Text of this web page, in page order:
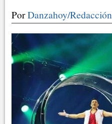
PorDanzahoy/Redacción